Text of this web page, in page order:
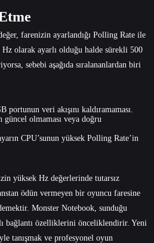
farenizin ayarlandığı Polling Rate ile
olarak ayarlı olduğu halde sürekli 500
sebebi aşağıda sıralananlardan biri
veri akışını kaldıramaması.
olmaması veya doğru
CPU’sunun yüksek Polling Rate’in
yüksek Hz değerlerinde tutarsız
ödün vermeyen bir oyuncu faresine
Monster Notebook, sunduğu
bağlantı özelliklerini önceliklendirir. Yeni
tanışmak ve profesyonel oyun